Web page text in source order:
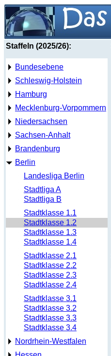
Staffeln (2025/26):
Bundesebene
Schleswig-Holstein
Hamburg
Mecklenburg-Vorpommern
Niedersachsen
Sachsen-Anhalt
Brandenburg
Berlin
Landesliga Berlin
Stadtliga A
Stadtliga B
Stadtklasse 1.1
Stadtklasse 1.2
Stadtklasse 1.3
Stadtklasse 1.4
Stadtklasse 2.1
Stadtklasse 2.2
Stadtklasse 2.3
Stadtklasse 2.4
Stadtklasse 3.1
Stadtklasse 3.2
Stadtklasse 3.3
Stadtklasse 3.4
Nordrhein-Westfalen